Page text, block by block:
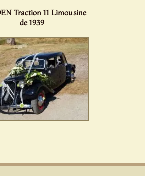
Traction 11 Limousine
de 1939